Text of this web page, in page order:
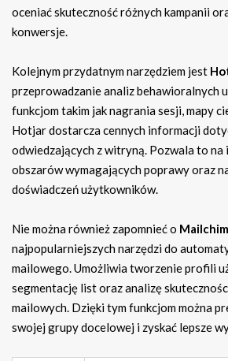
oceniać skuteczność różnych kampanii
konwersje.
Kolejnym przydatnym narzędziem jest
przeprowadzanie analiz behawioralnych
funkcjom takim jak nagrania sesji, mapy
Hotjar dostarcza cennych informacji
odwiedzających z witryną. Pozwala to
obszarów wymagających poprawy oraz
doświadczeń użytkowników.
Nie można również zapomnieć o
najpopularniejszych narzędzi do
mailowego. Umożliwia tworzenie profili
segmentację list oraz analizę
mailowych. Dzięki tym funkcjom można
swojej grupy docelowej i zyskać lepsze